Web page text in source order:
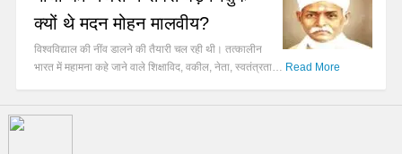
क्यों थे मदन मोहन मालवीय?
विश्वविद्याल की नींव डालने की तैयारी चल रही थी। तत्कालीन
भारत में महामना कहे जाने वाले शिक्षाविद, वकील, नेता, स्वतंत्रता… Read More